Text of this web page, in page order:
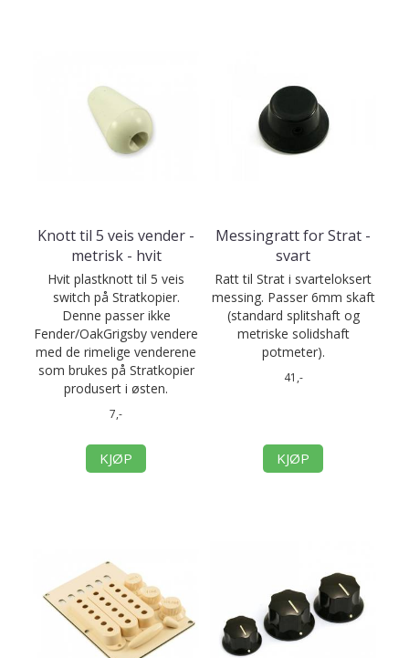
Knott til 5 veis vender -
metrisk - hvit
Hvit plastknott til 5 veis
switch på Stratkopier.
Denne passer ikke
Fender/OakGrigsby vendere
med de rimelige venderene
som brukes på Stratkopier
produsert i østen.
7,-
KJØP
Messingratt for Strat -
svart
Ratt til Strat i svarteloksert
messing. Passer 6mm skaft
(standard splitshaft og
metriske solidshaft
potmeter).
41,-
KJØP